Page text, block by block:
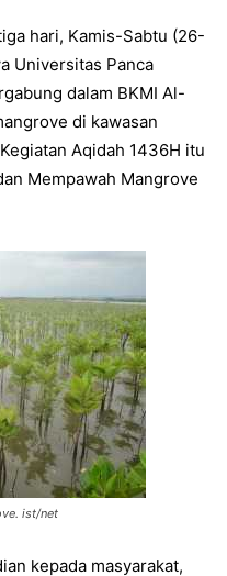
hari, Kamis-Sabtu (26-
Universitas Panca
dalam BKMI Al-
di kawasan
Aqidah 1436H itu
Mempawah Mangrove
ist/net
kepada masyarakat,